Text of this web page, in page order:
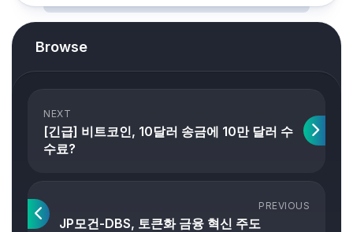
Browse
NEXT
[긴급] 비트코인, 10달러 송금에 10만 달러 수
수료?
PREVIOUS
JP모건-DBS, 토큰화 금융 혁신 주도